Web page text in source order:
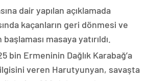
dair yapılan açıklamada
kaçanların geri dönmesi ve
masaya yatırıldı.
bin Ermeninin Dağlık Karabağ’a
veren Harutyunyan, savaşta